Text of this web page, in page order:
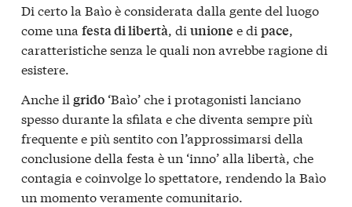
Di certo la Baìo è considerata dalla gente del luogo
come una festa di libertà, di unione e di pace,
caratteristiche senza le quali non avrebbe ragione di
esistere.
Anche il grido ‘Baìo’ che i protagonisti lanciano
spesso durante la sfilata e che diventa sempre più
frequente e più sentito con l’approssimarsi della
conclusione della festa è un ‘inno’ alla libertà, che
contagia e coinvolge lo spettatore, rendendo la Baìo
un momento veramente comunitario.